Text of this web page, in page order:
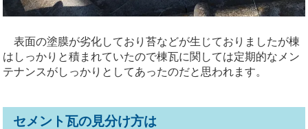
表面の塗膜が劣化しており苔などが生じておりましたが棟
はしっかりと積まれていたので棟瓦に関しては定期的なメン
テナンスがしっかりとしてあったのだと思われます。
セメント瓦の見分け方は